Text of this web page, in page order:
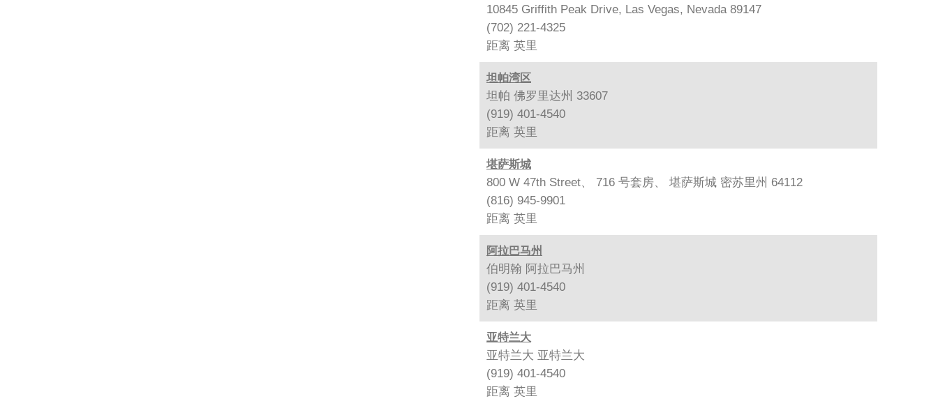
10845 Griffith Peak Drive, Las Vegas, Nevada 89147
(702) 221-4325
距离 英里
坦帕湾区
坦帕 佛罗里达州 33607
(919) 401-4540
距离 英里
堪萨斯城
800 W 47th Street、 716 号套房、 堪萨斯城 密苏里州 64112
(816) 945-9901
距离 英里
阿拉巴马州
伯明翰 阿拉巴马州
(919) 401-4540
距离 英里
亚特兰大
亚特兰大 亚特兰大
(919) 401-4540
距离 英里